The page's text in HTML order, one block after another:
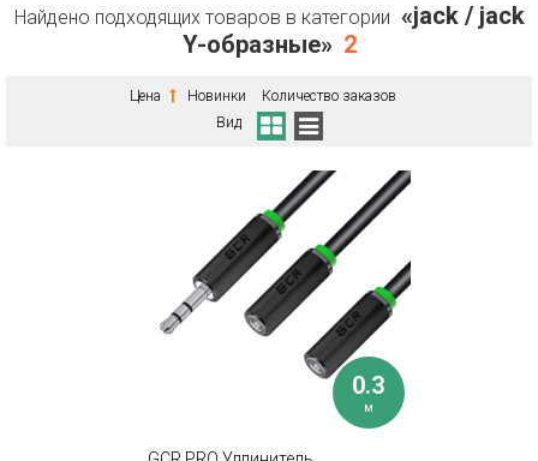
Найдено подходящих товаров в категории «jack / jack
Y-образные» 2
Цена Новинки
Количество заказов
Вид
0.3
м